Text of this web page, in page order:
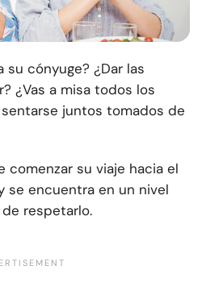
su cónyuge? ¿Dar las
¿Vas a misa todos los
juntos tomados de
comenzar su viaje hacia el
se encuentra en un nivel
respetarlo.